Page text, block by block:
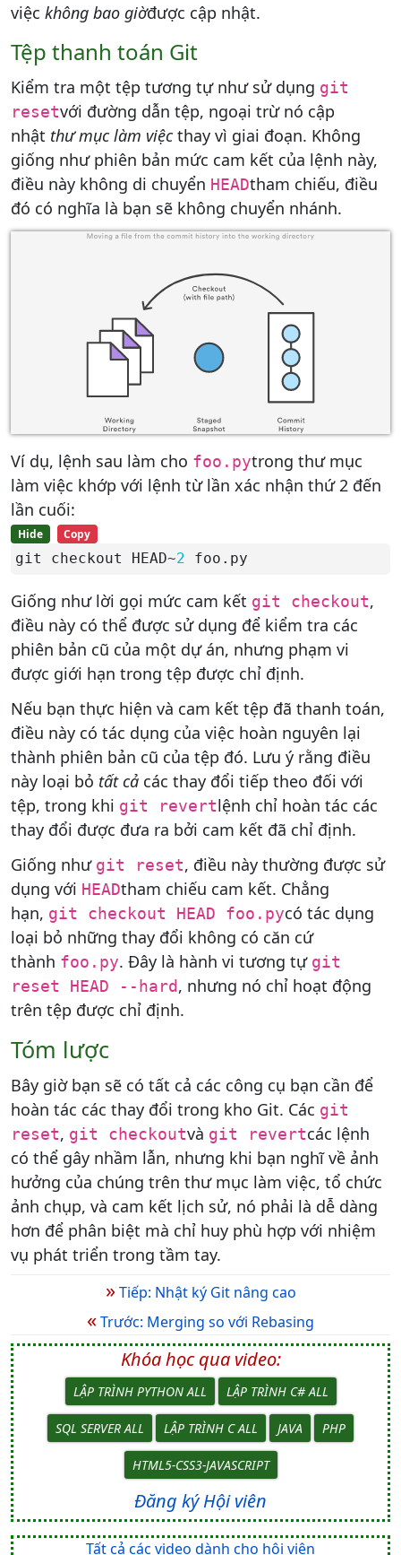
việc không bao giờđược cập nhật.
Tệp thanh toán Git
Kiểm tra một tệp tương tự như sử dụng git
resetvới đường dẫn tệp, ngoại trừ nó cập
nhật thư mục làm việcthay vì giai đoạn. Không
giống như phiên bản mức cam kết của lệnh này,
điều này không di chuyển HEADtham chiếu, điều
đó có nghĩa là bạn sẽ không chuyển nhánh.
Ví dụ, lệnh sau làm cho foo.pytrong thư mục
làm việc khớp với lệnh từ lần xác nhận thứ 2 đến
lần cuối:
Hide Copy
git checkout HEAD~2 foo.py
Giống như lời gọi mức cam kết git checkout,
điều này có thể được sử dụng để kiểm tra các
phiên bản cũ của một dự án, nhưng phạm vi
được giới hạn trong tệp được chỉ định.
Nếu bạn thực hiện và cam kết tệp đã thanh toán,
điều này có tác dụng của việc hoàn nguyên lại
thành phiên bản cũ của tệp đó. Lưu ý rằng điều
này loại bỏ tất cả các thay đổi tiếp theo đối với
tệp, trong khi git revertlệnh chỉ hoàn tác các
thay đổi được đưa ra bởi cam kết đã chỉ định.
Giống như git reset, điều này thường được sử
dụng với HEADtham chiếu cam kết. Chẳng
hạn, git checkout HEAD foo.pycó tác dụng
loại bỏ những thay đổi không có căn cứ
thành foo.py. Đây là hành vi tương tự git
reset HEAD --hard, nhưng nó chỉ hoạt động
trên tệp được chỉ định.
Tóm lược
Bây giờ bạn sẽ có tất cả các công cụ bạn cần để
hoàn tác các thay đổi trong kho Git. Các git
reset, git checkoutvà git revertcác lệnh
có thể gây nhầm lẫn, nhưng khi bạn nghĩ về ảnh
hưởng của chúng trên thư mục làm việc, tổ chức
ảnh chụp, và cam kết lịch sử, nó phải là dễ dàng
hơn để phân biệt mà chỉ huy phù hợp với nhiệm
vụ phát triển trong tầm tay.
»Tiếp: Nhật ký Git nâng cao
«Trước: Merging so với Rebasing
Khóa học qua video:
LẬP TRÌNH PYTHON ALL LẬP TRÌNH C# ALL
SQL SERVER ALL LẬP TRÌNH C ALL JAVA PHP
HTML5-CSS3-JAVASCRIPT
Đăng ký Hội viên
Tất cả các video dành cho hội viên